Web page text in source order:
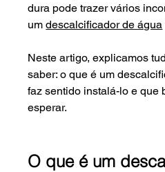
dura pode trazer vários
um descalcificador de água
Neste artigo, explicamos
saber: o que é um
faz sentido instalá-lo e que
esperar.
O que é um